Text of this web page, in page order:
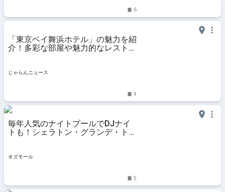
6
「東京ベイ舞浜ホテル」の魅力を紹
介！多彩な部屋や魅力的なレストラ
じゃらんニュース
4
毎年人気のナイトプールでDJナイ
トも！シェラトン・グランデ・トー
オズモール
5